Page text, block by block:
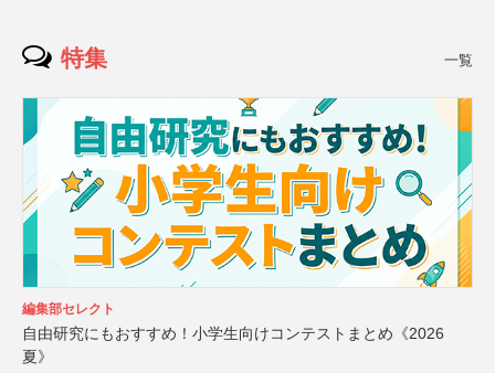
特集 一覧
編集部セレクト
自由研究にもおすすめ！小学生向けコンテストまとめ《2026
夏》